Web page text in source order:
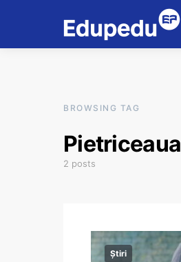
BROWSING TAG
Pietriceaua
2 posts
Știri